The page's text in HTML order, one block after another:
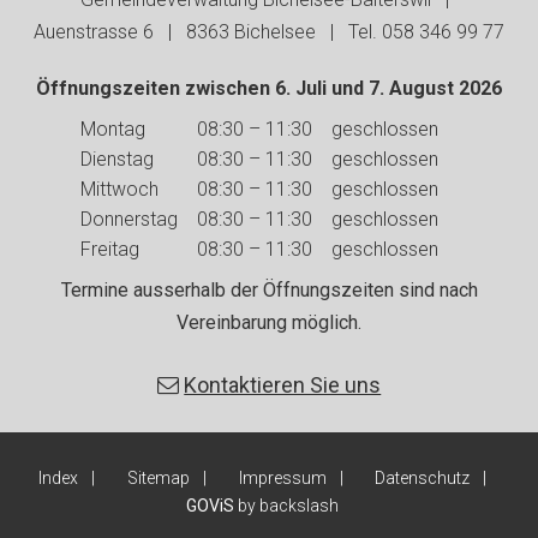
Auenstrasse 6 | 8363 Bichelsee | Tel. 058 346 99 77
Öffnungszeiten zwischen 6. Juli und 7. August 2026
Wochentag
Vormittag Nachmittag
Montag 08:30 – 11:30
geschlossen
Dienstag
08:30 – 11:30
geschlossen
Mittwoch
08:30 – 11:30
geschlossen
Donnerstag
08:30 – 11:30
geschlossen
Freitag
08:30 – 11:30
geschlossen
Termine ausserhalb der Öffnungszeiten sind nach
Vereinbarung möglich.
Kontaktieren Sie uns
Index Sitemap Impressum
Datenschutz
GOViS by backslash